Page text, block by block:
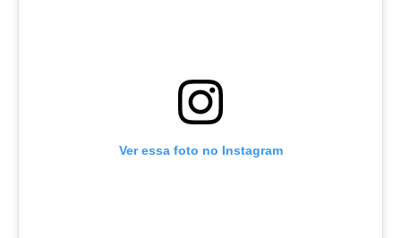
Ver essa foto no Instagram